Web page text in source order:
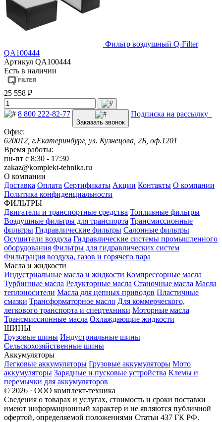
Фильтр воздушный Q-Filter
QA100444
Артикул QA100444
Есть в наличии
25 558 ₽
8 800 222-82-77
Заказать звонок
Подписка на рассылку
Офис:
620012, г.Екатеринбург, ул. Кузнецова, 2Б, оф.1201
Время работы:
пн-пт с 8:30 - 17:30
zakaz@komplekt-tehnika.ru
О компании
Доставка Оплата Сертификаты Акции Контакты О компании
Политика конфиденциальности
ФИЛЬТРЫ
Двигатели и транспортные средства Топливные фильтры
Воздушные фильтры для транспорта Трансмиссионные
фильтры Гидравлические фильтры Салонные фильтры
Осушители воздуха Гидравлические системы промышленного
оборудования Фильтры для гидравлических систем
Фильтрация воздуха, газов и горячего пара
Масла и жидкости
Индустриальные масла и жидкости Компрессорные масла
Турбинные масла Редукторные масла Станочные масла Масла
теплоносители Масла для цепных приводов Пластичные
смазки Трансформаторное масло Для коммерческого,
легкового транспорта и спецтехники Моторные масла
Трансмиссионные масла Охлаждающие жидкости
ШИНЫ
Грузовые шины Индустриальные шины
Сельскохозяйственные шины
Аккумуляторы
Легковые аккумуляторы Грузовые аккумуляторы Мото
аккумуляторы Зарядные и пусковые устройства Клемы и
перемычки для аккумуляторов
© 2026 · ООО комплект-техника
Сведения о товарах и услугах, стоимость и сроки поставки
имеют информационный характер и не являются публичной
офертой, определяемой положениями Статьи 437 ГК РФ.